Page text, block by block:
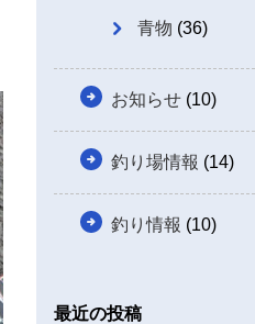
青物 (36)
お知らせ (10)
釣り場情報 (14)
釣り情報 (10)
最近の投稿